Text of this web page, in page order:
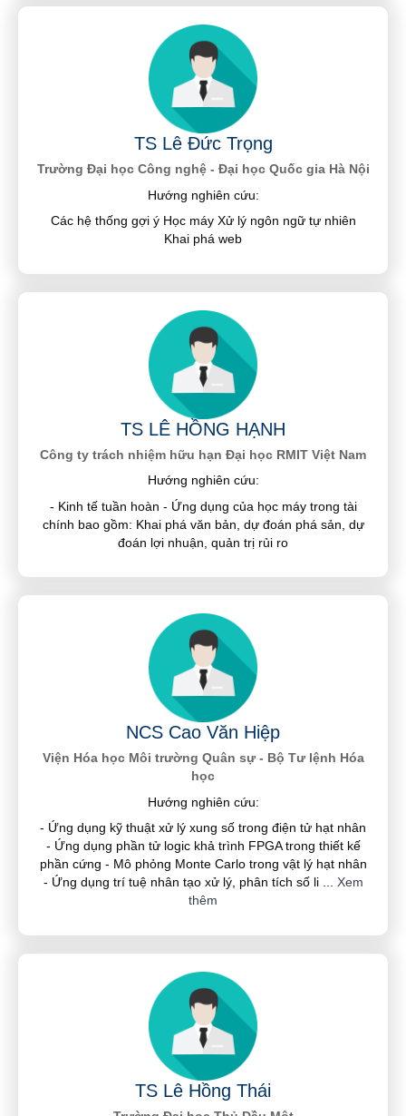
TS Lê Đức Trọng
Trường Đại học Công nghệ - Đại học Quốc gia Hà Nội
Hướng nghiên cứu:
Các hệ thống gợi ý Học máy Xử lý ngôn ngữ tự nhiên
Khai phá web
TS LÊ HỒNG HẠNH
Công ty trách nhiệm hữu hạn Đại học RMIT Việt Nam
Hướng nghiên cứu:
- Kinh tế tuần hoàn - Ứng dụng của học máy trong tài
chính bao gồm: Khai phá văn bản, dự đoán phá sản, dự
đoán lợi nhuận, quản trị rủi ro
NCS Cao Văn Hiệp
Viện Hóa học Môi trường Quân sự - Bộ Tư lệnh Hóa
học
Hướng nghiên cứu:
- Ứng dụng kỹ thuật xử lý xung số trong điện tử hạt nhân
- Ứng dụng phần tử logic khả trình FPGA trong thiết kế
phần cứng - Mô phỏng Monte Carlo trong vật lý hạt nhân
- Ứng dụng trí tuệ nhân tạo xử lý, phân tích số li
Xem
thêm
TS Lê Hồng Thái